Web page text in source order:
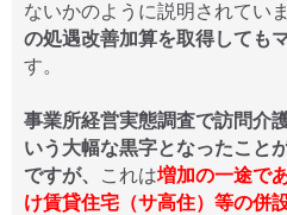
ないかのように説明されていま
の処遇改善加算を取得しても
す。
事業所経営実態調査で訪問介
いう大幅な黒字となったこと
ですが、
これは増加の一途で
け賃貸住宅（サ高住）等の併